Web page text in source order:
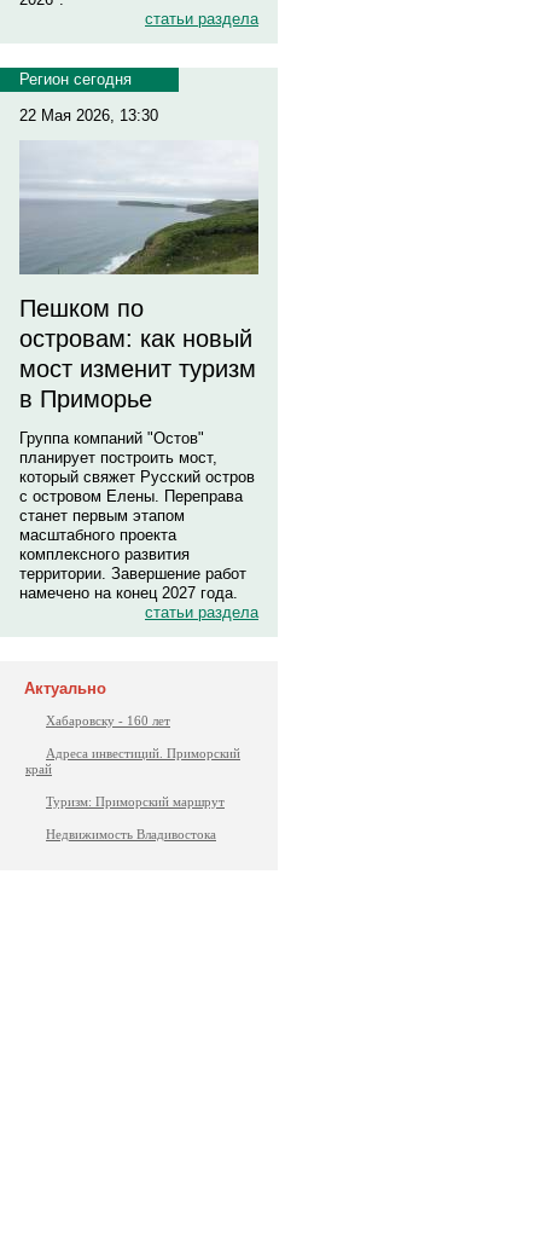
статьи раздела
Регион сегодня
22 Мая 2026, 13:30
Пешком по
островам: как новый
мост изменит туризм
в Приморье
Группа компаний "Остов"
планирует построить мост,
который свяжет Русский остров
с островом Елены. Переправа
станет первым этапом
масштабного проекта
комплексного развития
территории. Завершение работ
намечено на конец 2027 года.
статьи раздела
Актуально
Хабаровску - 160 лет
Адреса инвестиций. Приморский
край
Туризм: Приморский маршрут
Недвижимость Владивостока